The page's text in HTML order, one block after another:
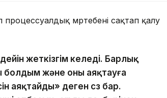
процессуалдық мәртебені сақтап қалу
жеткізгім келеді. Барлық
болдым және оны аяқтауға
аяқтайды» деген сөз бар.